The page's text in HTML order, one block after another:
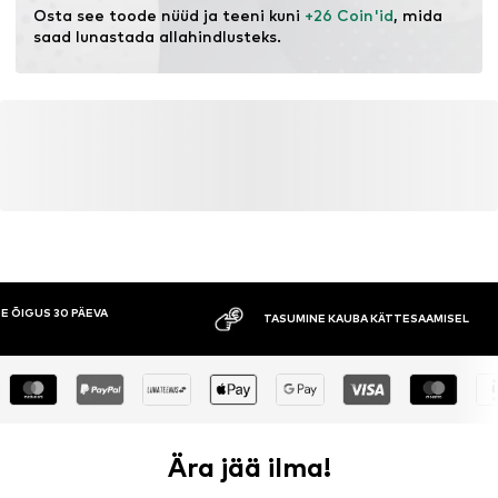
Mitte valgendada
30°C kergesti hooldatav pesu
Osta see toode nüüd ja teeni kuni +26 Coin'id, mida
saad lunastada allahindlusteks.
ÕIGUS 30 PÄEVA TASUMINE KAUBA KÄTTESAAMISEL
Ära jää ilma!